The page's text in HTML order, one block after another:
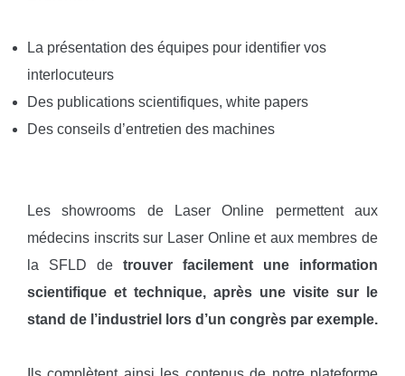
La présentation des équipes pour identifier vos
interlocuteurs
Des publications scientifiques, white papers
Des conseils d’entretien des machines
Les showrooms de Laser Online permettent aux
médecins inscrits sur Laser Online et aux membres de
la SFLD de trouver facilement une information
scientifique et technique, après une visite sur le
stand de l’industriel lors d’un congrès par exemple.